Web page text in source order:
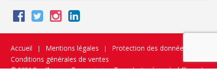
Accueil | Mentions légales | Protection des données
Conditions générales de ventes
© 2026 Prud’homme Transmission. Tous droits réservés|Flippad